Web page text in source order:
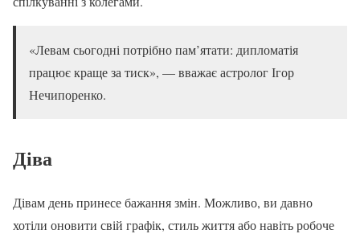
«Левам сьогодні потрібно пам’ятати: дипломатія
працює краще за тиск», — вважає астролог Ігор
Нечипоренко.
Діва
Дівам день принесе бажання змін. Можливо, ви давно
хотіли оновити свій графік, стиль життя або навіть робоче